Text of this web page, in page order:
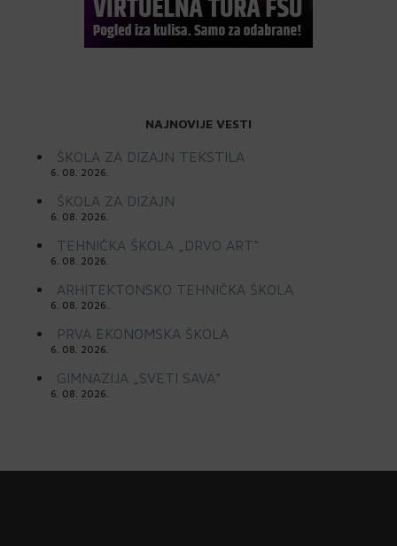
NAJNOVIJE VESTI
ŠKOLA ZA DIZAJN TEKSTILA
6. 08. 2026.
ŠKOLA ZA DIZAJN
6. 08. 2026.
TEHNIČKA ŠKOLA „DRVO ART“
6. 08. 2026.
ARHITEKTONSKO TEHNIČKA ŠKOLA
6. 08. 2026.
PRVA EKONOMSKA ŠKOLA
6. 08. 2026.
GIMNAZIJA „SVETI SAVA“
6. 08. 2026.